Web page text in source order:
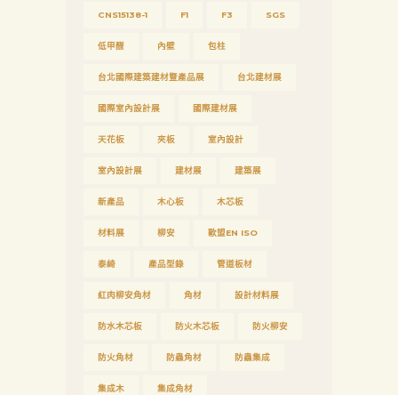
CNS15138-1 F1 F3 SGS
低甲醛 內壁 包柱
台北國際建築建材暨產品展 台北建材展
國際室內設計展 國際建材展
天花板 夾板 室內設計
室內設計展 建材展 建築展
新產品 木心板 木芯板
材料展 柳安 歐盟EN ISO
泰綺 產品型錄 管道板材
紅肉柳安角材 角材 設計材料展
防水木芯板 防火木芯板 防火柳安
防火角材 防蟲角材 防蟲集成
集成木 集成角材